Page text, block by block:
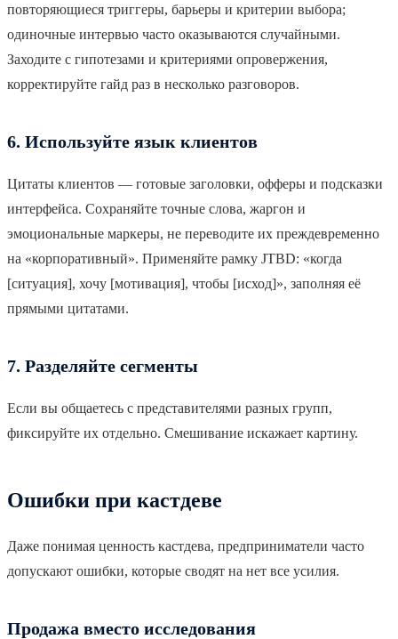
повторяющиеся триггеры, барьеры и критерии выбора;
одиночные интервью часто оказываются случайными.
Заходите с гипотезами и критериями опровержения,
корректируйте гайд раз в несколько разговоров.
6. Используйте язык клиентов
Цитаты клиентов — готовые заголовки, офферы и подсказки
интерфейса. Сохраняйте точные слова, жаргон и
эмоциональные маркеры, не переводите их преждевременно
на «корпоративный». Применяйте рамку JTBD: «когда
[ситуация], хочу [мотивация], чтобы [исход]», заполняя её
прямыми цитатами.
7. Разделяйте сегменты
Если вы общаетесь с представителями разных групп,
фиксируйте их отдельно. Смешивание искажает картину.
Ошибки при кастдеве
Даже понимая ценность кастдева, предприниматели часто
допускают ошибки, которые сводят на нет все усилия.
Продажа вместо исследования